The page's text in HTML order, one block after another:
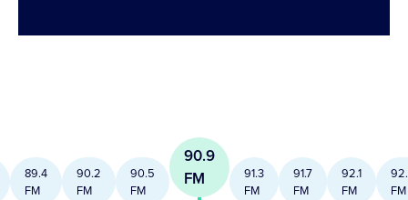
89.4
FM
90.2
FM
90.5
FM
90.9
FM
91.3
FM
91.7
FM
92.1
FM
FM